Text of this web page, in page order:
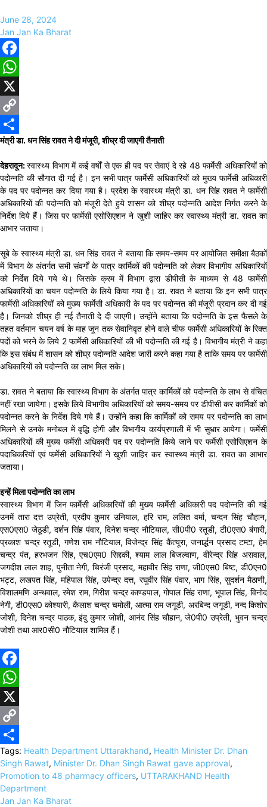
June 28, 2024
Jan Jan Ka Bharat
Facebook
WhatsApp
X
Copy
Link
Share
मंत्री डा. धन सिंह रावत ने दी मंजूरी, शीघ्र दी जाएगी तैनाती
देहरादून:स्वास्थ्य विभाग में कई वर्षों से एक ही पद पर सेवाएं दे रहे 48 फार्मेसी अधिकारियों को
पदोन्नति की सौगात दी गई है। इन सभी पात्र फार्मेसी अधिकारियों को मुख्य फार्मेसी अधिकारी
के पद पर पदोन्नत कर दिया गया है। प्रदेश के स्वास्थ्य मंत्री डा. धन सिंह रावत ने फार्मेसी
अधिकारियों की पदोन्नति को मंजूरी देते हुये शासन को शीघ्र पदोन्नति आदेश निर्गत करने के
निर्देश दिये हैं। जिस पर फार्मेसी एसोसिएशन ने खुशी जाहिर कर स्वास्थ्य मंत्री डा. रावत का
आभार जताया।
सूबे के स्वास्थ्य मंत्री डा. धन सिंह रावत ने बताया कि समय-समय पर आयोजित समीक्षा बैठकों
में विभाग के अंतर्गत सभी संवर्गों के पात्र कार्मिकों की पदोन्नति को लेकर विभागीय अधिकारियों
को निर्देश दिये गये थे। जिसके क्रम में विभाग द्वारा डीपीसी के माध्यम से 48 फार्मेसी
अधिकारियों का चयन पदोन्नति के लिये किया गया है। डा. रावत ने बताया कि इन सभी पात्र
फार्मेसी अधिकारियों को मुख्य फार्मेसी अधिकारी के पद पर पदोन्नत की मंजूरी प्रदान कर दी गई
है। जिनको शीघ्र ही नई तैनाती दे दी जाएगी। उन्होंने बताया कि पदोन्नति के इस फैसले के
तहत वर्तमान चयन वर्ष के माह जून तक सेवानिवृत होने वाले चीफ फार्मेसी अधिकारियों के रिक्त
पदों को भरने के लिये 2 फार्मेसी अधिकारियों की भी पदोन्नति की गई है। विभागीय मंत्री ने कहा
कि इस संबंध में शासन को शीघ्र पदोन्नति आदेश जारी करने कहा गया है ताकि समय पर फार्मेसी
अधिकारियों को पदोन्नति का लाभ मिल सके।
डा. रावत ने बताया कि स्वास्थ्य विभाग के अंतर्गत पात्र कार्मिकों को पदोन्नति के लाभ से वंचित
नहीं रखा जायेगा। इसके लिये विभागीय अधिकारियों को समय-समय पर डीपीसी कर कार्मिकों को
पदोन्नत करने के निर्देश दिये गये हैं। उन्होंने कहा कि कार्मिकों को समय पर पदोन्नति का लाभ
मिलने से उनके मनोबल में वृद्धि होगी और विभागीय कार्यप्रणाली में भी सुधार आयेगा। फर्मेसी
अधिकारियों की मुख्य फर्मेसी अधिकारी पद पर पदोन्नति किये जाने पर फर्मेसी एसोसिएशन के
पदाधिकरियों एवं फर्मेसी अधिकारियों ने खुशी जाहिर कर स्वास्थ्य मंत्री डा. रावत का आभार
जताया।
इन्हें मिला पदोन्नति का लाभ
स्वास्थ्य विभाग में जिन फार्मेसी अधिकारियों की मुख्य फार्मेसी अधिकारी पद पदोन्नति की गई
उनमें तारा दत्त उप्रेती, प्रदीप कुमार उनियाल, हरि राम, ललित वर्मा, चन्दन सिंह चौहान,
एस0एस0 जेठूडी, दर्शन सिंह पंवार, दिनेश चन्द्र नौटियाल, सी0पी0 रतूडी, टी0एस0 बंगारी,
प्रकाश चन्द्र रतूडी, गणेश राम नौटियाल, विजेन्द्र सिंह कैंत्यूरा, जनार्द्धन प्रसाद टम्टा, हेम
चन्द्र पंत, हरभजन सिंह, एच0एम0 सिद्दकी, श्याम लाल बिजल्वाण, वीरेन्द्र सिंह असवाल,
जगदीश लाल शाह, पुनीता नेगी, चिरंजी प्रसाद, महावीर सिंह राणा, जी0एस0 बिष्ट, डी0एन0
भट्ट, लखपत सिंह, महिपाल सिंह, उपेन्द्र दत्त, रघुवीर सिंह पंवार, भाग सिंह, सुदर्शन मैठाणी,
विशालमणि अन्थवाल, रमेश राम, गिरीश चन्द्र काण्डपाल, गोपाल सिंह राणा, भूपाल सिंह, विनोद
नेगी, डी0एस0 कोश्यारी, कैलाश चन्द्र चमोली, आत्मा राम जगूडी, अरबिन्द जगूडी, नन्द किशोर
जोशी, दिनेश चन्द्र पाठक, इंदु कुमार जोशी, आनंद सिंह चौहान, जे0पी0 उप्रेती, भुवन चन्द्र
जोशी तथा आर0सी0 नौटियाल शामिल हैं।
Facebook
WhatsApp
X
Copy
Link
Share
Tags: Health Department Uttarakhand, Health Minister Dr. Dhan
Singh Rawat, Minister Dr. Dhan Singh Rawat gave approval,
Promotion to 48 pharmacy officers, UTTARAKHAND Health
Department
Jan Jan Ka Bharat